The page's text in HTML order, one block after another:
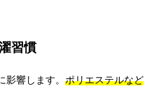
習慣
響します。 ポリエステルなど